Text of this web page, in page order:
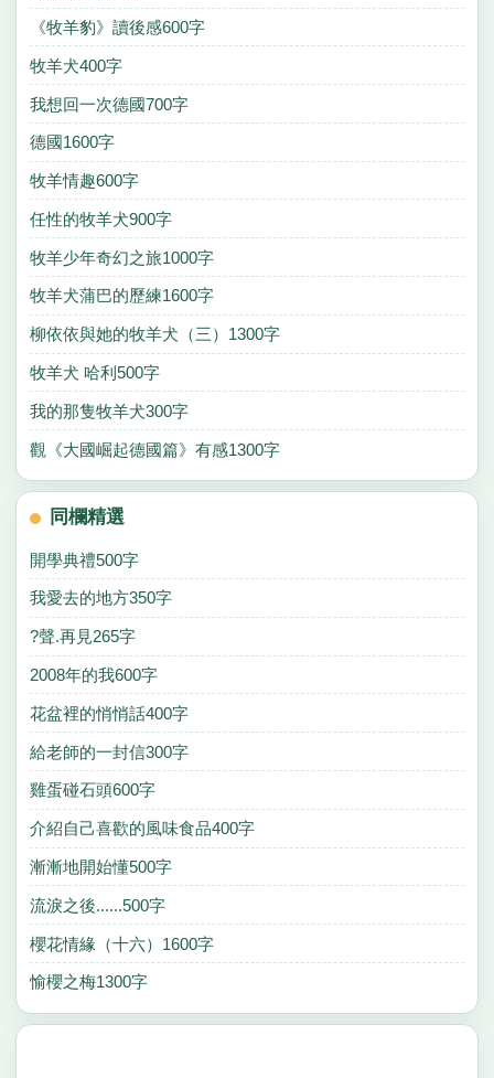
《牧羊豹》讀後感600字
牧羊犬400字
我想回一次德國700字
德國1600字
牧羊情趣600字
任性的牧羊犬900字
牧羊少年奇幻之旅1000字
牧羊犬蒲巴的歷練1600字
柳依依與她的牧羊犬（三）1300字
牧羊犬 哈利500字
我的那隻牧羊犬300字
觀《大國崛起德國篇》有感1300字
同欄精選
開學典禮500字
我愛去的地方350字
?聲.再見265字
2008年的我600字
花盆裡的悄悄話400字
給老師的一封信300字
雞蛋碰石頭600字
介紹自己喜歡的風味食品400字
漸漸地開始懂500字
流淚之後......500字
櫻花情緣（十六）1600字
愉櫻之梅1300字